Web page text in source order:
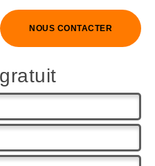
NOUS CONTACTER